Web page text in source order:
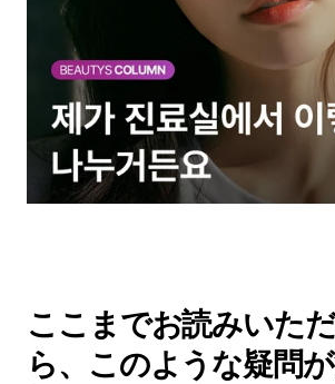
ここまでお読みいた
ら、このような疑問